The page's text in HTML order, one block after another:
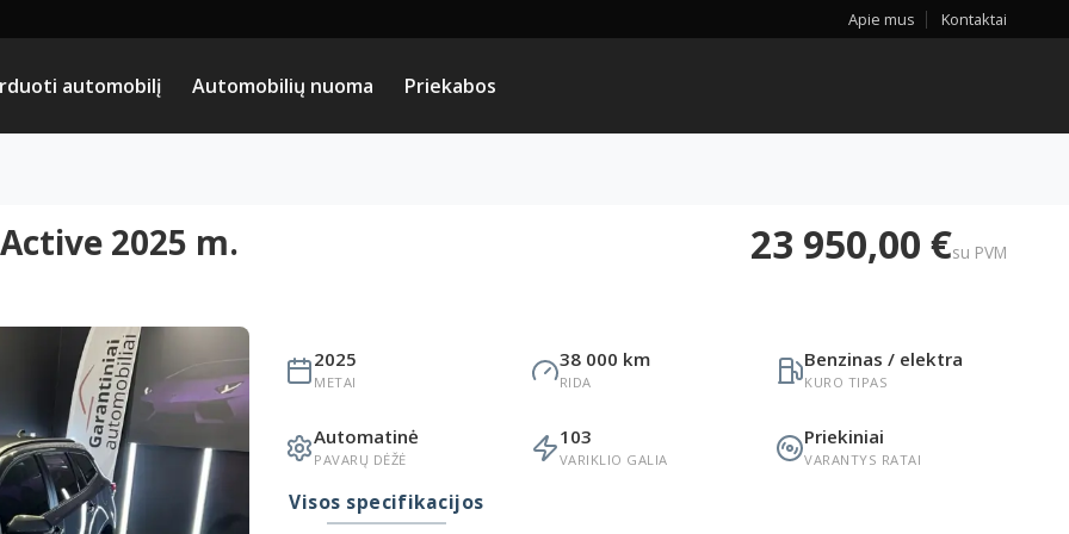
Apie mus Kontaktai
automobilį Automobilių nuoma Priekabos
2025 m. 23 950,00 €su PVM
2025
METAI
38 000 km
RIDA
Benzinas / elektra
KURO TIPAS
Automatinė
PAVARŲ DĖŽĖ
103
VARIKLIO GALIA
Priekiniai
VARANTYS RATAI
Visos specifikacijos